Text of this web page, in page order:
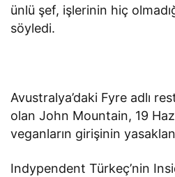
ünlü şef, işlerinin hiç
söyledi.
Avustralya’daki Fyre adlı
olan John Mountain, 19
veganların girişinin
Indypendent Türkeç’nin